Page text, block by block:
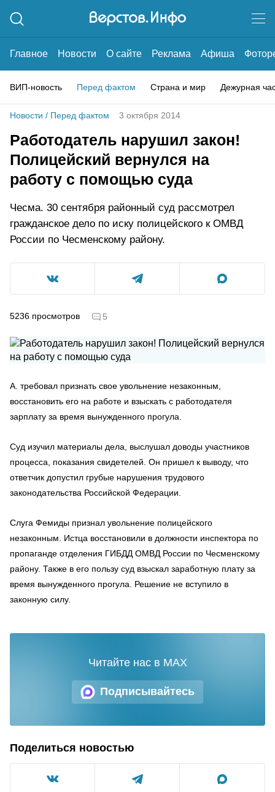
Главное Новости О сайте Реклама Афиша
ВИП-новость Перед фактом Страна и мир Дежурная
Новости / Перед фактом 3 октября 2014
Работодатель нарушил закон!
Полицейский вернулся на
работу с помощью суда
Чесма. 30 сентября районный суд рассмотрел
гражданское дело по иску полицейского к ОМВД
России по Чесменскому району.
5236 просмотров 5
А. требовал признать свое увольнение незаконным,
восстановить его на работе и взыскать с работодателя
зарплату за время вынужденного прогула.
Суд изучил материалы дела, выслушал доводы участников
процесса, показания свидетелей. Он пришел к выводу, что
ответчик допустил грубые нарушения трудового
законодательства Российской Федерации.
Слуга Фемиды признал увольнение полицейского
незаконным. Истца восстановили в должности инспектора по
пропаганде отделения ГИБДД ОМВД России по Чесменскому
району. Также в его пользу суд взыскал заработную плату за
время вынужденного прогула. Решение не вступило в
законную силу.
Подписывайтесь
Читайте нас в MAX
Поделиться новостью